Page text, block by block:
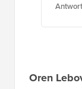
Oren